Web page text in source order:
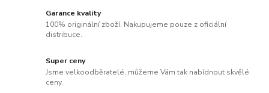
Garance kvality
100% originální zboží. Nakupujeme pouze z oficiální
distribuce.
Super ceny
Jsme velkoodběratelé, můžeme Vám tak nabídnout skvělé
ceny.